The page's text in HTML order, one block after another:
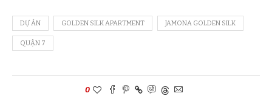
DỰ ÁN GOLDEN SILK APARTMENT JAMONA GOLDEN SILK
QUẬN 7
0